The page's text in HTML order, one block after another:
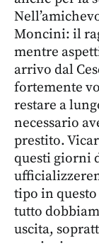
Moncini: il
mentre
arrivo dal
fortemente
restare a
necessario
prestito.
questi giorni
tipo in questo
tutto
uscita,